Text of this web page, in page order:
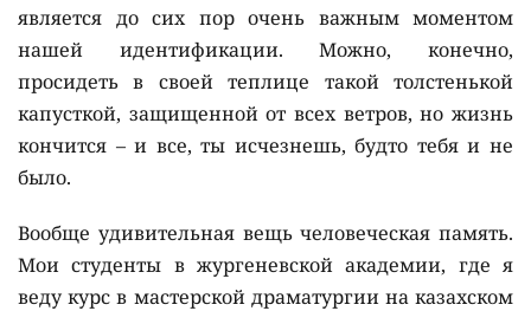
является до сих пор очень важным моментом
нашей идентификации. Можно, конечно,
просидеть в своей теплице такой толстенькой
капусткой, защищенной от всех ветров, но жизнь
кончится – и все, ты исчезнешь, будто тебя и не
было.
Вообще удивительная вещь человеческая память.
Мои студенты в жургеневской академии, где я
веду курс в мастерской драматургии на казахском